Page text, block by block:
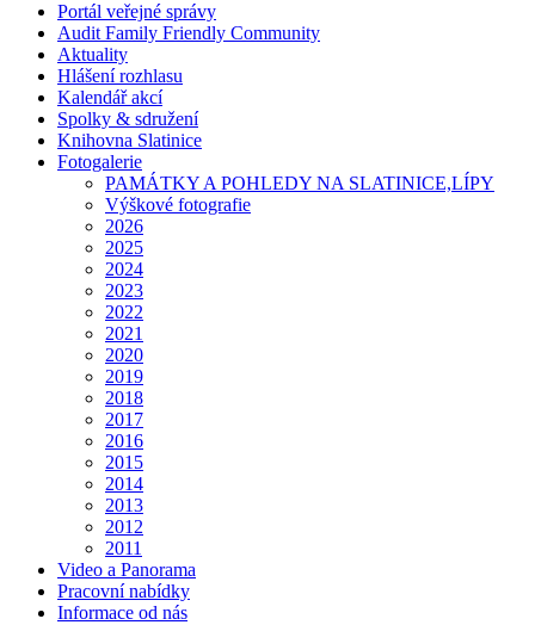
Portál veřejné správy
Audit Family Friendly Community
Aktuality
Hlášení rozhlasu
Kalendář akcí
Spolky & sdružení
Knihovna Slatinice
Fotogalerie
PAMÁTKY A POHLEDY NA SLATINICE,LÍPY
Výškové fotografie
2026
2025
2024
2023
2022
2021
2020
2019
2018
2017
2016
2015
2014
2013
2012
2011
Video a Panorama
Pracovní nabídky
Informace od nás